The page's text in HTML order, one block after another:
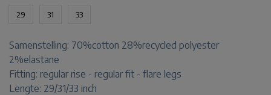
29 31 33
Samenstelling: 70%cotton 28%recycled polyester
2%elastane
Fitting: regular rise - regular fit - flare legs
Lengte: 29/31/33 inch